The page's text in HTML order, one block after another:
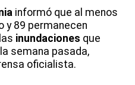
informó que al menos
y 89 permanecen
inundaciones que
semana pasada,
oficialista.